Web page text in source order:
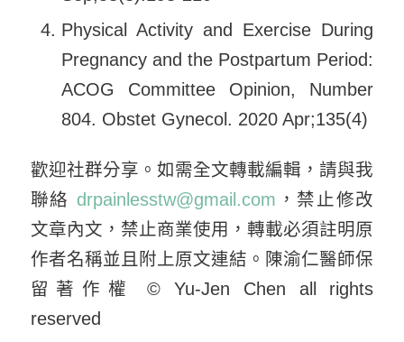
Physical Activity and Exercise During
Pregnancy and the Postpartum Period:
ACOG Committee Opinion, Number
804. Obstet Gynecol. 2020 Apr;135(4)
歡迎社群分享。如需全文轉載編輯，請與我
聯絡 drpainlesstw@gmail.com ，禁止修改
文章內文，禁止商業使用，轉載必須註明原
作者名稱並且附上原文連結。陳渝仁醫師保
留著作權 © Yu-Jen Chen all rights
reserved